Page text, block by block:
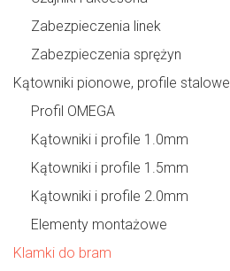
Zabezpieczenia linek
Zabezpieczenia sprężyn
Kątowniki pionowe, profile
Profil OMEGA
Kątowniki i profile 1.0mm
Kątowniki i profile 1.5mm
Kątowniki i profile 2.0mm
Elementy montażowe
Klamki do bram